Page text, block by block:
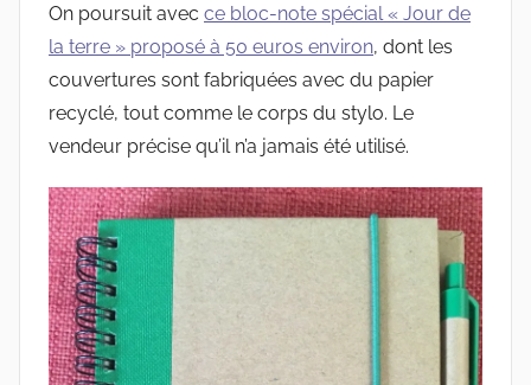
On poursuit avec ce bloc-note spécial « Jour de
la terre » proposé à 50 euros environ, dont les
couvertures sont fabriquées avec du papier
recyclé, tout comme le corps du stylo. Le
vendeur précise qu’il n’a jamais été utilisé.